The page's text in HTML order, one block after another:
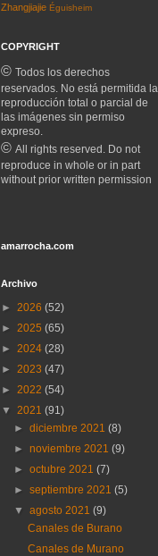
Zhangjiajie Éguisheim
COPYRIGHT
© Todos los derechos
reservados. No está permitida la
reproducción total o parcial de
las imágenes sin permiso
expreso.
© All rights reserved. Do not
reproduce in whole or in part
without prior written permission
amarrocha.com
Archivo
► 2026 (52)
► 2025 (65)
► 2024 (28)
► 2023 (47)
► 2022 (54)
▼ 2021 (91)
►diciembre 2021(8)
►noviembre 2021(9)
►octubre 2021(7)
►septiembre 2021(5)
▼agosto 2021(9)
Canales de Burano
Canales de Murano